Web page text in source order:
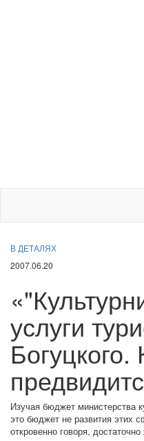
В ДЕТАЛЯХ
2007.06.20
услуги
Богуцкого.
Изучая бюджет министерства
это бюджет не развития этих
откровенно говоря,